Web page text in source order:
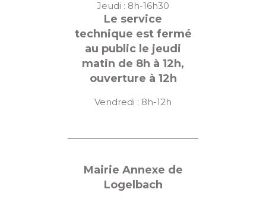
Jeudi : 8h-16h30
Le service
technique est fermé
au public le jeudi
matin de 8h à 12h,
ouverture à 12h
Vendredi : 8h-12h
Mairie Annexe de
Logelbach